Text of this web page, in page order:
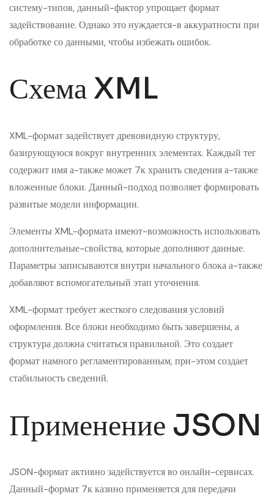
систему-типов, данный-фактор упрощает формат
задействование. Однако это нуждается-в аккуратности при
обработке со данными, чтобы избежать ошибок.
Схема XML
XML-формат задействует древовидную структуру,
базирующуюся вокруг внутренних элементах. Каждый тег
содержит имя а-также может 7к хранить сведения а-также
вложенные блоки. Данный-подход позволяет формировать
развитые модели информации.
Элементы XML-формата имеют-возможность использовать
дополнительные-свойства, которые дополняют данные.
Параметры записываются внутри начального блока а-также
добавляют вспомогательный этап уточнения.
XML-формат требует жесткого следования условий
оформления. Все блоки необходимо быть завершены, а
структура должна считаться правильной. Это создает
формат намного регламентированным, при-этом создает
стабильность сведений.
Применение JSON
JSON-формат активно задействуется во онлайн-сервисах.
Данный-формат 7к казино применяется для передачи